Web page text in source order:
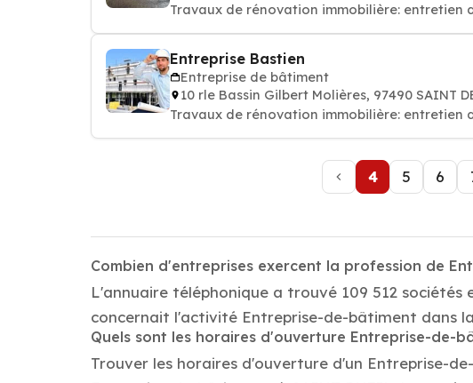
Travaux de rénovation immobilière: entretien
Entreprise Bastien
Entreprise de bâtiment
10 rle Bassin Gilbert Molières, 97490 SAINT
Travaux de rénovation immobilière: entretien
4 5 6
Combien d'entreprises exercent la profession de
L'annuaire téléphonique a trouvé 109 512
concernait l'activité Entreprise-de-bâtiment dans
Quels sont les horaires d'ouverture Entreprise-de-
Trouver les horaires d'ouverture d'un Entreprise-